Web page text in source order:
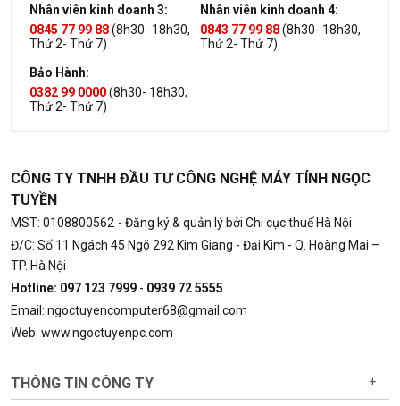
Nhân viên kinh doanh 3:
0845 77 99 88(8h30- 18h30,
Thứ 2- Thứ 7)
Nhân viên kinh doanh 4:
0843 77 99 88(8h30- 18h30,
Thứ 2- Thứ 7)
Bảo Hành:
0382 99 0000(8h30- 18h30,
Thứ 2- Thứ 7)
CÔNG TY TNHH ĐẦU TƯ CÔNG NGHỆ MÁY TÍNH NGỌC
TUYỀN
MST: 0108800562 - Đăng ký & quản lý bởi Chi cục thuế Hà Nội
Đ/C: Số 11 Ngách 45 Ngõ 292 Kim Giang - Đại Kim - Q. Hoàng Mai –
TP. Hà Nội
Hotline: 097 123 7999 - 0939 72 5555
Email: ngoctuyencomputer68@gmail.com
Web: www.ngoctuyenpc.com
THÔNG TIN CÔNG TY +